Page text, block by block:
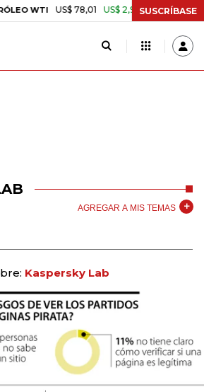
WTI US$ 78,01 US$ 2,92 +3,89%
SUSCRÍBASE
AGREGAR A MIS TEMAS
Kaspersky Lab